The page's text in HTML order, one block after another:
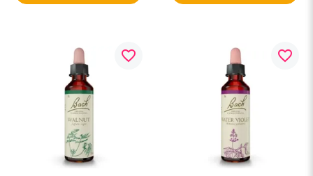
favorite_border favorite_border